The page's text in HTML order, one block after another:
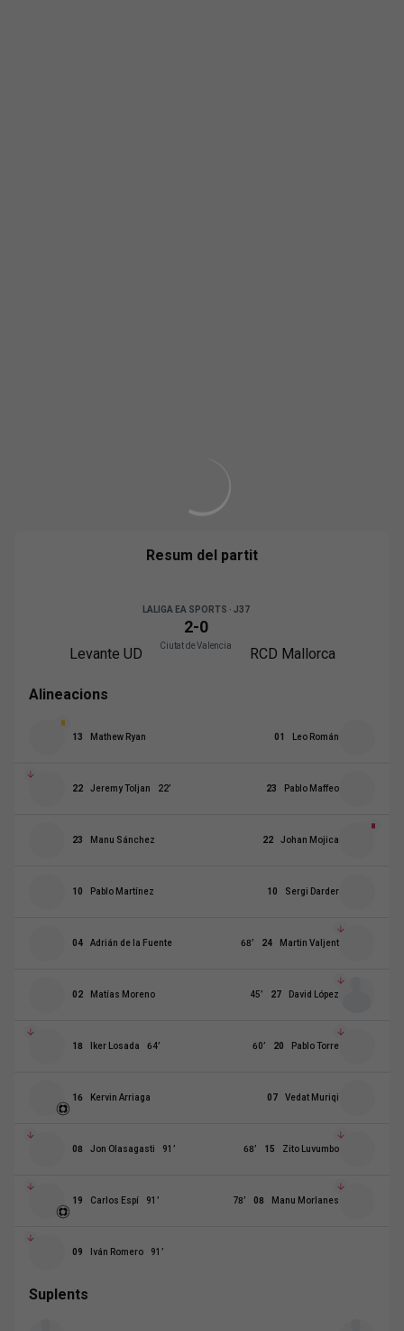
Resum del partit
Levante UD
LALIGA EA SPORTS · J37
2-0
Ciutat de Valencia RCD Mallorca
Alineacions
13 Mathew Ryan 01 Leo Román
22 Jeremy Toljan 22’ 23 Pablo Maffeo
23 Manu Sánchez 22 Johan Mojica
10 Pablo Martínez 10 Sergi Darder
04 Adrián de la Fuente 24 Martin Valjent
68’
02 Matías Moreno 27 David López
45’
18 Iker Losada 64’ 20 Pablo Torre
60’
16 Kervin Arriaga 07 Vedat Muriqi
08 Jon Olasagasti 91 ’ 15 Zito Luvumbo
68’
19 Carlos Espí 91 ’ 08 Manu Morlanes
78’
09 Iván Romero 91 ’
Suplents